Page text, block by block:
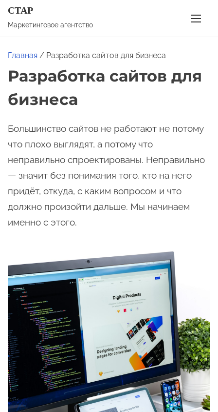
СТАР
Маркетинговое агентство
Главная / Разработка сайтов для бизнеса
Разработка сайтов для
бизнеса
Большинство сайтов не работают не потому
что плохо выглядят, а потому что
неправильно спроектированы. Неправильно
— значит без понимания того, кто на него
придёт, откуда, с каким вопросом и что
должно произойти дальше. Мы начинаем
именно с этого.